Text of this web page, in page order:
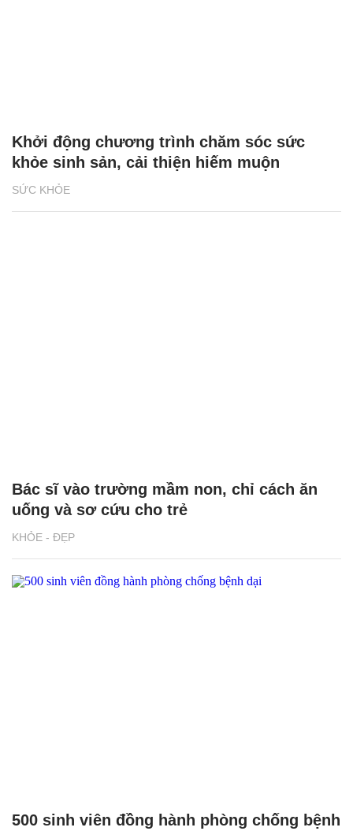
SỨC KHỎE
Khởi động chương trình chăm sóc sức
khỏe sinh sản, cải thiện hiếm muộn
KHỎE - ĐẸP
Bác sĩ vào trường mầm non, chỉ cách ăn
uống và sơ cứu cho trẻ
500 sinh viên đồng hành phòng chống bệnh